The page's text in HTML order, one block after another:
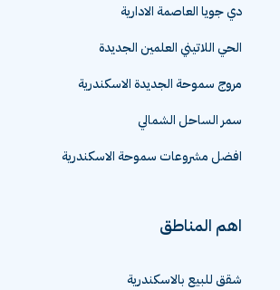
دي جويا العاصمة الادارية
الحي اللاتيني العلمين الجديدة
مروج سموحة الجديدة الاسكندرية
سمر الساحل الشمالي
افضل مشروعات سموحة الاسكندرية
اهم المناطق
شقق للبيع بالاسكندرية